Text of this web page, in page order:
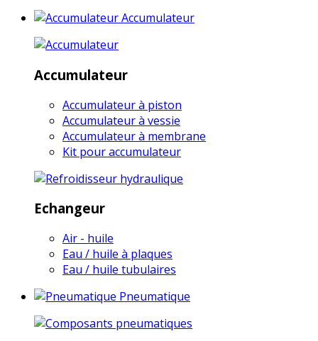
Accumulateur
Accumulateur
Accumulateur à piston
Accumulateur à vessie
Accumulateur à membrane
Kit pour accumulateur
Echangeur
Air - huile
Eau / huile à plaques
Eau / huile tubulaires
Pneumatique